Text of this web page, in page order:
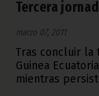
Tercera
marzo 07, 2011
Tras concluir la
Guinea
mientras